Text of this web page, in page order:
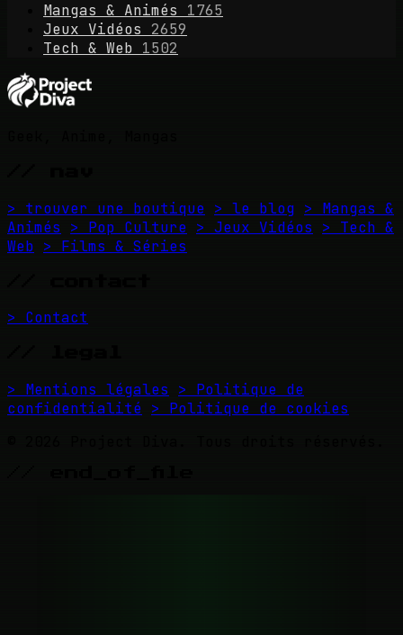
Mangas & Animés
1765
Jeux Vidéos
2659
Tech & Web 1502
> trouver une boutique > le blog > Mangas &
Animés
> Pop Culture > Jeux Vidéos
> Tech &
Web > Films & Séries
> Contact
> Mentions légales
> Politique de
confidentialité > Politique de cookies